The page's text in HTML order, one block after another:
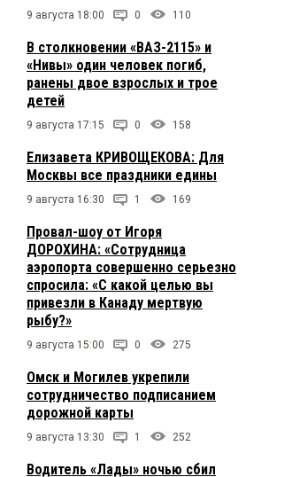
9 августа 18:00 0 110
В столкновении «ВАЗ-2115» и
«Нивы» один человек погиб,
ранены двое взрослых и трое
детей
9 августа 17:15 0 158
Елизавета КРИВОЩЕКОВА: Для
Москвы все праздники едины
9 августа 16:30 1 169
Провал-шоу от Игоря
ДОРОХИНА: «Сотрудница
аэропорта совершенно серьезно
спросила: «С какой целью вы
привезли в Канаду мертвую
рыбу?»
9 августа 15:00 0 275
Омск и Могилев укрепили
сотрудничество подписанием
дорожной карты
9 августа 13:30 1 252
Водитель «Лады» ночью сбил